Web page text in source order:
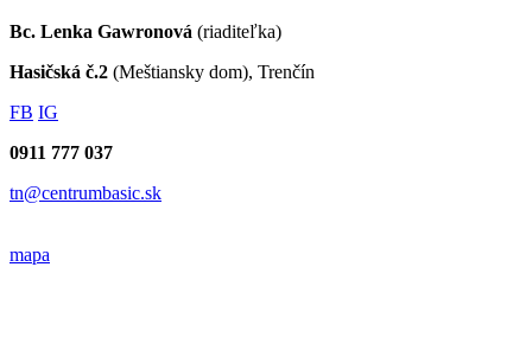
Bc. Lenka Gawronová (riaditeľka)
Hasičská č.2 (Meštiansky dom), Trenčín
FB IG
0911 777 037
tn@centrumbasic.sk
mapa